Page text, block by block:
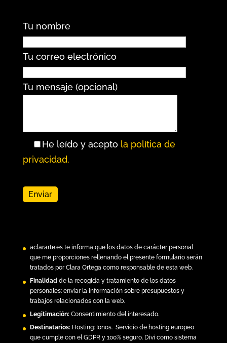
Tu nombre
Tu correo electrónico
Tu mensaje (opcional)
He leído y acepto la política de
privacidad.
aclararte.este informa que los datos de carácter personal
que me proporciones rellenando el presente formulario serán
tratados por Clara Ortega como responsable de esta web.
Finalidadde la recogida y tratamiento de los datos
personales: enviar la información sobre presupuestos y
trabajos relacionados con la web.
Legitimación: Consentimiento del interesado.
Destinatarios:Hosting: Ionos.Servicio de hosting europeo
que cumple con el GDPR y 100% seguro. Divi como sistema